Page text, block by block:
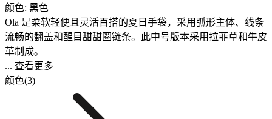
颜色: 黑色
Ola 是柔软轻便且灵活百搭的夏日手袋，采用弧形主体、线条
流畅的翻盖和醒目甜甜圈链条。此中号版本采用拉菲草和牛皮
革制成。
... 查看更多+
颜色(3)